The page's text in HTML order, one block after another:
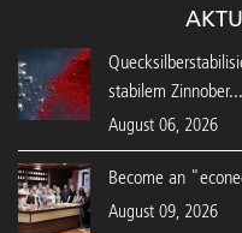
stabilem Zinnober...
August 06, 2026
Become an
August 09, 2026